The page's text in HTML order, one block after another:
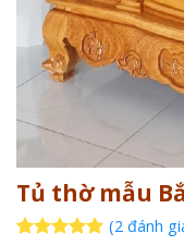
Tủ thờ mẫu
(2đánh